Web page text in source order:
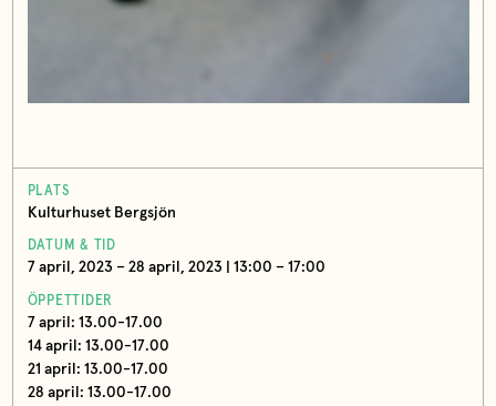
PLATS
Kulturhuset Bergsjön
DATUM & TID
7 april, 2023 – 28 april, 2023 | 13:00 – 17:00
ÖPPETTIDER
7 april: 13.00-17.00
14 april: 13.00-17.00
21 april: 13.00-17.00
28 april: 13.00-17.00